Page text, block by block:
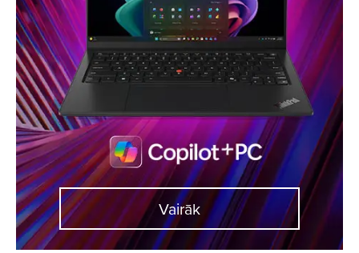
Vairāk